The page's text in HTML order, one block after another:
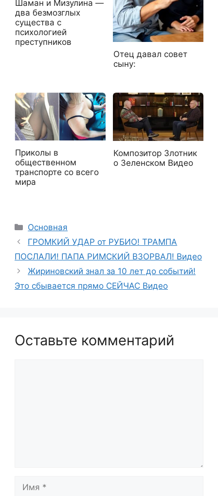
Шаман и Мизулина —
два безмозглых
существа с
психологией
преступников
Отец давал совет
сыну:
Приколы в
общественном
транспорте со всего
мира
Композитор Злотник
о Зеленском Видео
Рубрики
Основная
ГРОМКИЙ УДАР от РУБИО! ТРАМПА
ПОСЛАЛИ! ПАПА РИМСКИЙ ВЗОРВАЛ! Видео
Жириновский знал за 10 лет до событий!
Это сбывается прямо СЕЙЧАС Видео
Оставьте комментарий